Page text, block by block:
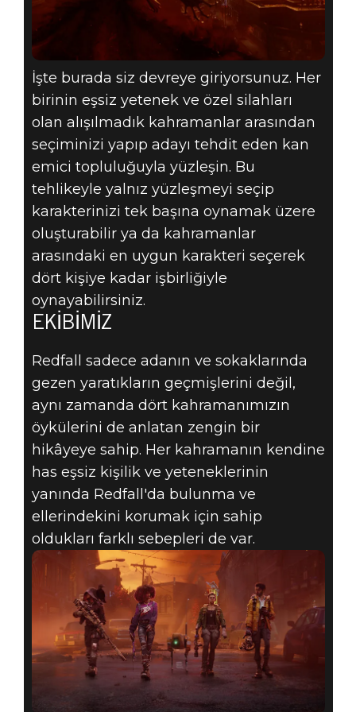
İşte burada siz devreye giriyorsunuz. Her
birinin eşsiz yetenek ve özel silahları
olan alışılmadık kahramanlar arasından
seçiminizi yapıp adayı tehdit eden kan
emici topluluğuyla yüzleşin. Bu
tehlikeyle yalnız yüzleşmeyi seçip
karakterinizi tek başına oynamak üzere
oluşturabilir ya da kahramanlar
arasındaki en uygun karakteri seçerek
dört kişiye kadar işbirliğiyle
oynayabilirsiniz.
EKIBIMIZ
Redfall sadece adanın ve sokaklarında
gezen yaratıkların geçmişlerini değil,
aynı zamanda dört kahramanımızın
öykülerini de anlatan zengin bir
hikâyeye sahip. Her kahramanın kendine
has eşsiz kişilik ve yeteneklerinin
yanında Redfall'da bulunma ve
ellerindekini korumak için sahip
oldukları farklı sebepleri de var.